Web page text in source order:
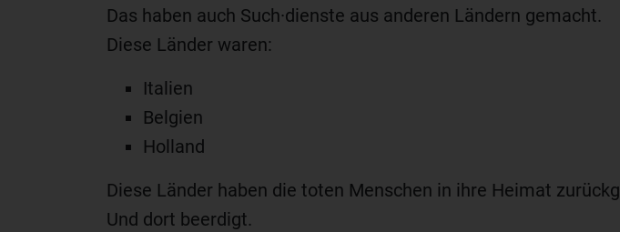
Das haben auch Such·dienste aus anderen Ländern gemacht.
Diese Länder waren:
Italien
Belgien
Holland
Diese Länder haben die toten Menschen in ihre Heimat
Und dort beerdigt.